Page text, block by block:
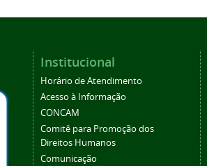
Institucional
Horário de Atendimento
Acesso à Informação
CONCAM
Comitê para Promoção dos
Direitos Humanos
Comunicação